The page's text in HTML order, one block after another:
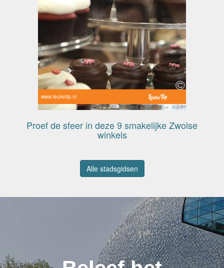
www.leuketip.nl
Proef de sfeer in deze 9 smakelijke Zwolse
winkels
Alle stadsgidsen